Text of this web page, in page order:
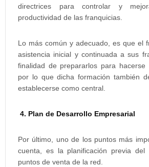
directrices para controlar y
productividad de las franquicias.
Lo más común y adecuado, es que el
asistencia inicial y continuada a sus
finalidad de prepararlos para hacerse
por lo que dicha formación también
establecerse como central.
4. Plan de Desarrollo Empresarial
Por último, uno de los puntos más
cuenta, es la planificación previa del
puntos de venta de la red.